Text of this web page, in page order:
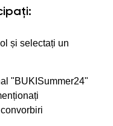
și selectați un
"BUKISummer24"